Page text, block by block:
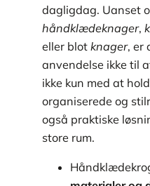
dagligdag. Uanset
håndklædeknager,
eller blot knager, er
anvendelse ikke til
ikke kun med at
organiserede og
også praktiske
store rum.